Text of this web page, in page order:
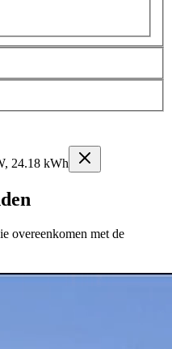
24.18 kWh
overeenkomen met de